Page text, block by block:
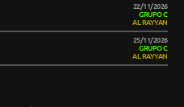
22/11/2026
GRUPO C
AL RAYYAN
25/11/2026
GRUPO C
AL RAYYAN